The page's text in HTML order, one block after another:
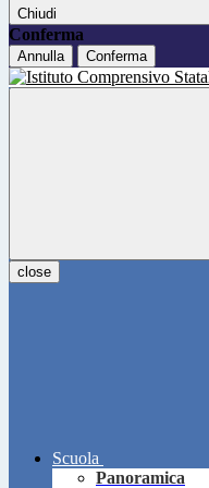
Chiudi
Conferma
Annulla Conferma
close
Scuola
Panoramica